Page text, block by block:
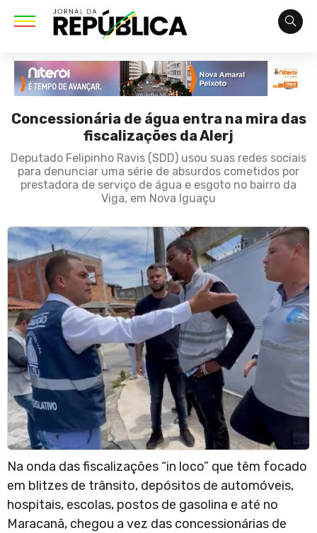
Concessionária de água entra na mira das
fiscalizações da Alerj
Deputado Felipinho Ravis (SDD) usou suas redes sociais
para denunciar uma série de absurdos cometidos por
prestadora de serviço de água e esgoto no bairro da
Viga, em Nova Iguaçu
Na onda das fiscalizações “in loco” que têm focado
em blitzes de trânsito, depósitos de automóveis,
hospitais, escolas, postos de gasolina e até no
Maracanã, chegou a vez das concessionárias de